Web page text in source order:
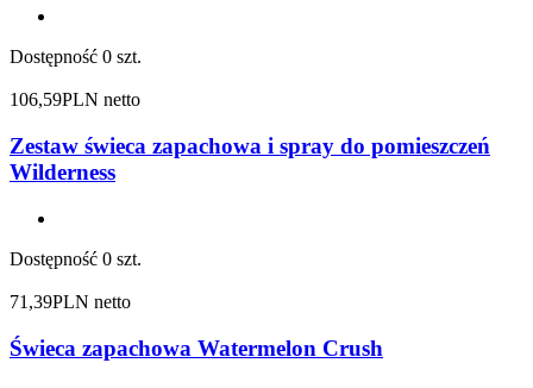
Dostępność 0 szt.
106,59PLN netto
Zestaw świeca zapachowa i spray do pomieszczeń
Wilderness
Dostępność 0 szt.
71,39PLN netto
Świeca zapachowa Watermelon Crush